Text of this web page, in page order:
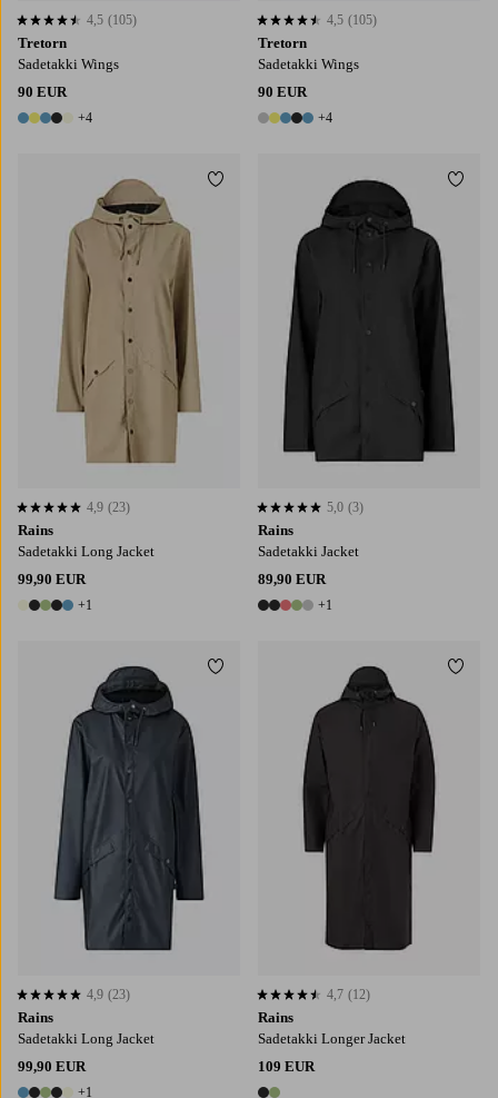
Tretorn
Sadetakki Wings
90 EUR
9 värejä
+4
4,5 perustuen 105 arvosanaan
4,5 (105)
Tretorn
Sadetakki Wings
90 EUR
9 värejä
+4
4,5 perustuen 105 arvosanaan
4,5 (105)
Rains
Sadetakki Long Jacket
99,90 EUR
6 värejä
+1
4,9 perustuen 23 arvosanaan
4,9 (23)
Lisää suosikkeihin
XL
Rains
Sadetakki Jacket
89,90 EUR
6 värejä
+1
5,0 perustuen 3 arvosanaan
5,0 (3)
Rains
Sadetakki Long Jacket
99,90 EUR
+1
4,9 perustuen 23 arvosanaan
4,9 (23)
Lisää suosikkeihin
Rains
Sadetakki Longer Jacket
109 EUR
4,7 perustuen 12 arvosanaan
4,7 (12)
XL